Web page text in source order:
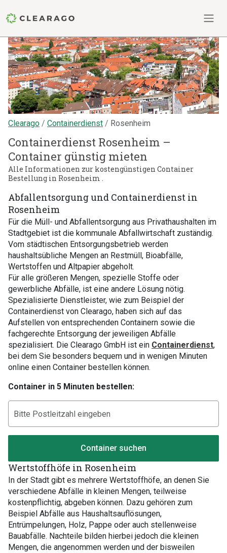
Clearago Containerdienst Rosenheim
Containerdienst Rosenheim –
Container günstig mieten
Alle Informationen zur kostengünstigen Container
Bestellung in Rosenheim .
Abfallentsorgung und Containerdienst in
Rosenheim
Für die Müll- und Abfallentsorgung aus Privathaushalten im
Stadtgebiet ist die kommunale Abfallwirtschaft zuständig.
Vom städtischen Entsorgungsbetrieb werden
haushaltsübliche Mengen an Restmüll, Bioabfälle,
Wertstoffen und Altpapier abgeholt.
Für alle größeren Mengen, spezielle Stoffe oder
gewerbliche Abfälle, ist eine andere Lösung nötig.
Spezialisierte Dienstleister, wie zum Beispiel der
Containerdienst von Clearago, haben sich auf das
Aufstellen von entsprechenden Containern sowie die
fachgerechte Entsorgung der jeweiligen Abfälle
spezialisiert. Die Clearago GmbH ist ein Containerdienst,
bei dem Sie besonders bequem und in wenigen Minuten
online einen Container bestellen können.
Container in 5 Minuten bestellen:
Container suchen
Wertstoffhöfe in Rosenheim
In der Stadt gibt es mehrere Wertstoffhöfe, an denen Sie
verschiedene Abfälle in kleinen Mengen, teilweise
kostenpflichtig, abgeben können. Dazu gehören zum
Beispiel Abfälle aus Haushaltsauflösungen,
Entrümpelungen, Holz, Pappe oder auch stellenweise
Bauabfälle. Nachteile bilden hierbei jedoch die kleinen
Mengen, die angenommen werden und der bisweilen